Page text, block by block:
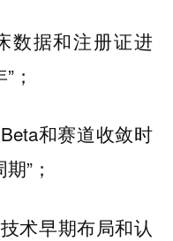
数据和注册证进
；
和赛道收敛时
”；
术早期布局和认